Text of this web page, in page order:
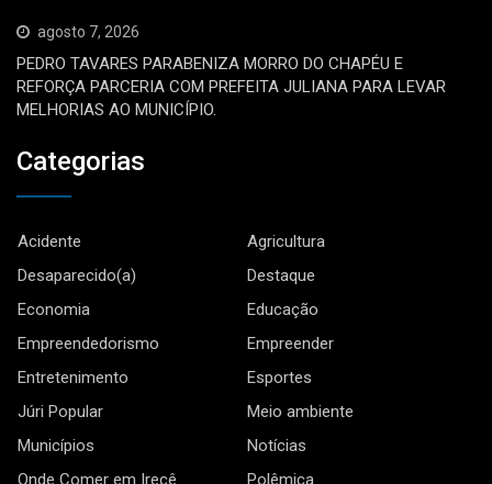
agosto 7, 2026
PEDRO TAVARES PARABENIZA MORRO DO CHAPÉU E
REFORÇA PARCERIA COM PREFEITA JULIANA PARA LEVAR
MELHORIAS AO MUNICÍPIO.
Categorias
Acidente
Agricultura
Desaparecido(a)
Destaque
Economia
Educação
Empreendedorismo
Empreender
Entretenimento
Esportes
Júri Popular
Meio ambiente
Municípios
Notícias
Onde Comer em Irecê
Polêmica